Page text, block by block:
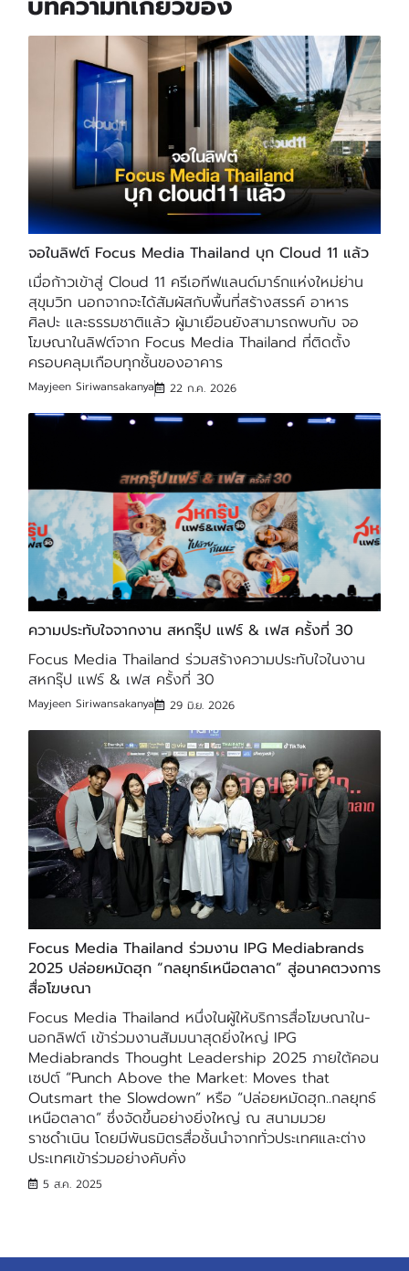
จอในลิฟต์ Focus Media Thailand บุก Cloud 11 แล้ว
เมื่อก้าวเข้าสู่ Cloud 11 ครีเอทีฟแลนด์มาร์กแห่งใหม่ย่าน
สุขุมวิท นอกจากจะได้สัมผัสกับพื้นที่สร้างสรรค์ อาหาร
ศิลปะ และธรรมชาติแล้ว ผู้มาเยือนยังสามารถพบกับ จอ
โฆษณาในลิฟต์จาก Focus Media Thailand ที่ติดตั้ง
ครอบคลุมเกือบทุกชั้นของอาคาร
Mayjeen Siriwansakanya 22 ก.ค. 2026
ความประทับใจจากงาน สหกรุ๊ป แฟร์ & เฟส ครั้งที่ 30
Focus Media Thailand ร่วมสร้างความประทับใจในงาน
สหกรุ๊ป แฟร์ & เฟส ครั้งที่ 30
Mayjeen Siriwansakanya 29 มิ.ย. 2026
Focus Media Thailand ร่วมงาน IPG Mediabrands
2025 ปล่อยหมัดฮุก “กลยุทธ์เหนือตลาด” สู่อนาคตวงการ
สื่อโฆษณา
Focus Media Thailand หนึ่งในผู้ให้บริการสื่อโฆษณาใน-
นอกลิฟต์ เข้าร่วมงานสัมมนาสุดยิ่งใหญ่ IPG
Mediabrands Thought Leadership 2025 ภายใต้คอน
เซปต์ “Punch Above the Market: Moves that
Outsmart the Slowdown” หรือ “ปล่อยหมัดฮุก..กลยุทธ์
เหนือตลาด” ซึ่งจัดขึ้นอย่างยิ่งใหญ่ ณ สนามมวย
ราชดำเนิน โดยมีพันธมิตรสื่อชั้นนำจากทั่วประเทศและต่าง
ประเทศเข้าร่วมอย่างคับคั่ง
5 ส.ค. 2025